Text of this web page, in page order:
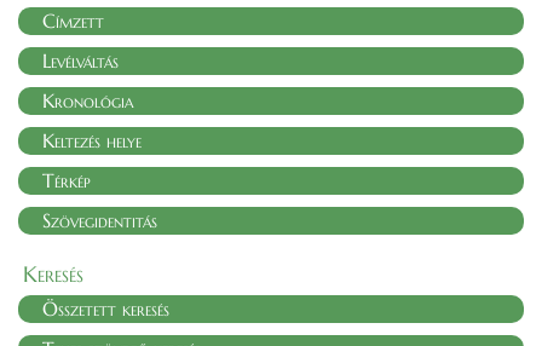
Címzett
Levélváltás
Kronológia
Keltezés helye
Térkép
Szövegidentitás
Keresés
Összetett keresés